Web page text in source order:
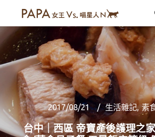
2017/08/21 生活雜記,素
台中｜西區 帝寶產後護理之